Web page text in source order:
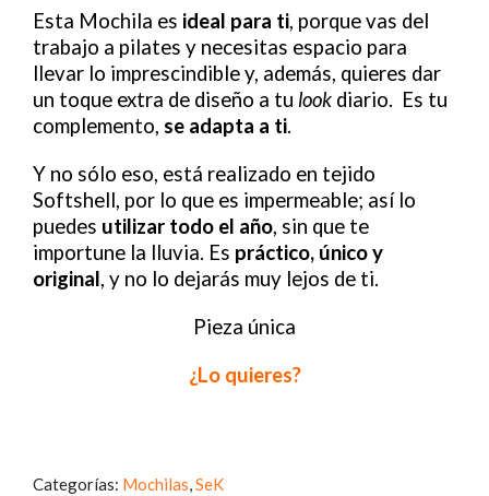
Esta Mochila es ideal para ti, porque vas del
trabajo a pilates y necesitas espacio para
llevar lo imprescindible y, además, quieres dar
un toque extra de diseño a tu look diario. Es tu
complemento, se adapta a ti.
Y no sólo eso, está realizado en tejido
Softshell, por lo que es impermeable; así lo
puedes utilizar todo el año, sin que te
importune la lluvia. Es práctico, único y
original, y no lo dejarás muy lejos de ti.
Pieza única
¿Lo quieres?
Categorías: Mochilas,SeK